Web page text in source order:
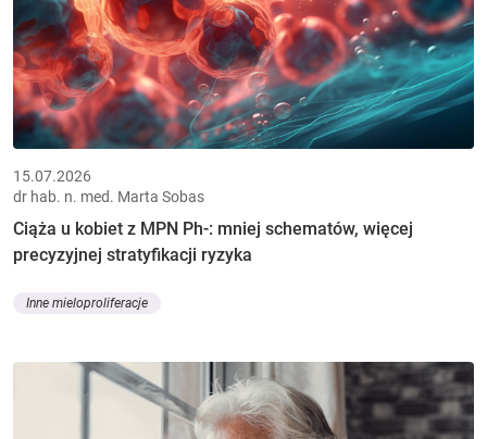
15.07.2026
dr hab. n. med. Marta Sobas
Ciąża u kobiet z MPN Ph-: mniej schematów, więcej
precyzyjnej stratyfikacji ryzyka
Inne mieloproliferacje